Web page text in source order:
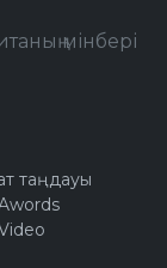
мінбері
таңдауы